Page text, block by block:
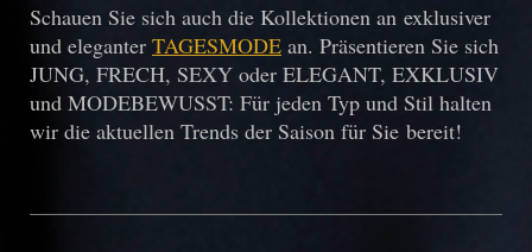
Schauen Sie sich auch die Kollektionen an exklusiver
und eleganter TAGESMODE an. Präsentieren Sie sich
JUNG, FRECH, SEXY oder ELEGANT, EXKLUSIV
und MODEBEWUSST: Für jeden Typ und Stil halten
wir die aktuellen Trends der Saison für Sie bereit!